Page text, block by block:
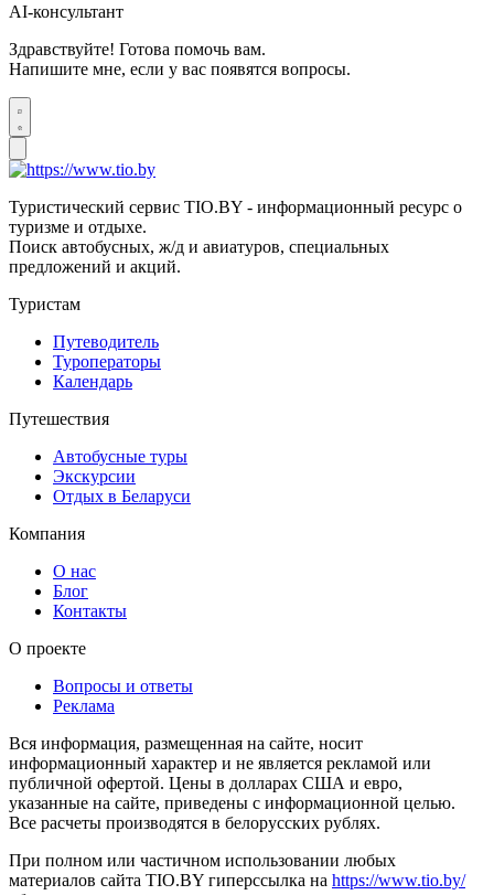
AI-консультант
Здравствуйте! Готова помочь вам.
Напишите мне, если у вас появятся вопросы.
Туристический сервис TIO.BY - информационный ресурс о
туризме и отдыхе.
Поиск автобусных, ж/д и авиатуров, специальных
предложений и акций.
Туристам
Путеводитель
Туроператоры
Календарь
Путешествия
Автобусные туры
Экскурсии
Отдых в Беларуси
Компания
О нас
Блог
Контакты
О проекте
Вопросы и ответы
Реклама
Вся информация, размещенная на сайте, носит
информационный характер и не является рекламой или
публичной офертой. Цены в долларах США и евро,
указанные на сайте, приведены с информационной целью.
Все расчеты производятся в белорусских рублях.
При полном или частичном использовании любых
материалов сайта TIO.BY гиперссылка на https://www.tio.by/